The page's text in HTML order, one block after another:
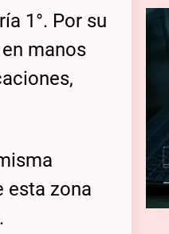
1°. Por su
manos
esta zona